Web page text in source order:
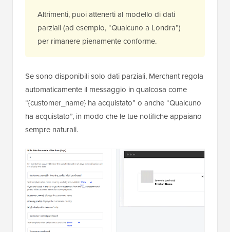
Altrimenti, puoi attenerti al modello di dati
parziali (ad esempio, “Qualcuno a Londra”)
per rimanere pienamente conforme.
Se sono disponibili solo dati parziali, Merchant regola
automaticamente il messaggio in qualcosa come
“{customer_name} ha acquistato” o anche “Qualcuno
ha acquistato”, in modo che le tue notifiche appaiano
sempre naturali.